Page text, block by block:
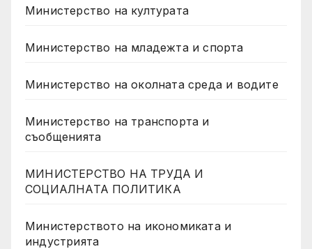
Министерство на културата
Министерство на младежта и спорта
Министерство на околната среда и водите
Министерство на транспорта и
съобщенията
МИНИСТЕРСТВО НА ТРУДА И
СОЦИАЛНАТА ПОЛИТИКА
Министерството на икономиката и
индустрията